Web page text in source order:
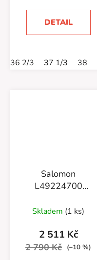
DETAIL
36 2/3 37 1/3 38
Salomon
L49224700
Skladem (1 ks)
2 511 Kč
2 790 Kč (–10 %)